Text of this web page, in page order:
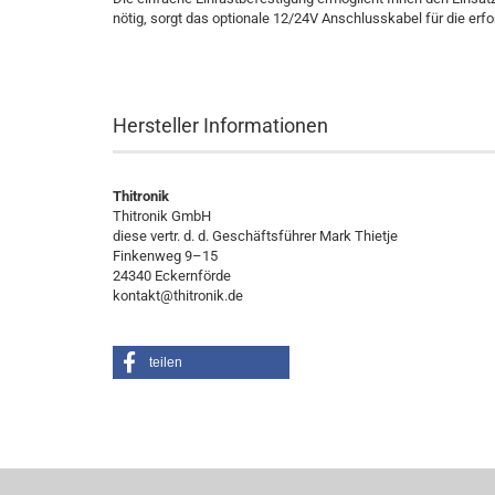
nötig, sorgt das optionale 12/24V Anschlusskabel für die
Hersteller Informationen
Thitronik
Thitronik GmbH
diese vertr. d. d. Geschäftsführer Mark Thietje
Finkenweg 9–15
24340 Eckernförde
kontakt@thitronik.de
teilen